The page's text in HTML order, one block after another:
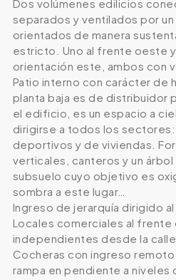
Dos volúmenes edilicios
separados y ventilados por
orientados de manera
estricto. Uno al frente oeste
orientación este, ambos con
Patio interno con carácter de
planta baja es de distribuidor
el edificio, es un espacio a
dirigirse a todos los
deportivos y de viviendas.
verticales, canteros y un
subsuelo cuyo objetivo es
sombra a este lugar…
Ingreso de jerarquía dirigido al
Locales comerciales al frente
independientes desde la calle.
Cocheras con ingreso
rampa en pendiente a niveles